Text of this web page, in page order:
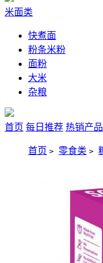
米面类
快煮面
粉条米粉
面粉
大米
杂粮
首页 每日推荐 热销产品
首页 > 零食类 >